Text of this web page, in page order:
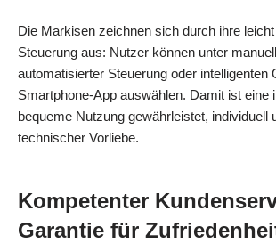
Die Markisen zeichnen sich durch ihre
Steuerung aus: Nutzer können unter
automatisierter Steuerung oder intelligenten
Smartphone-App auswählen. Damit ist eine
bequeme Nutzung gewährleistet, individuell
technischer Vorliebe.
Kompetenter
Garantie für